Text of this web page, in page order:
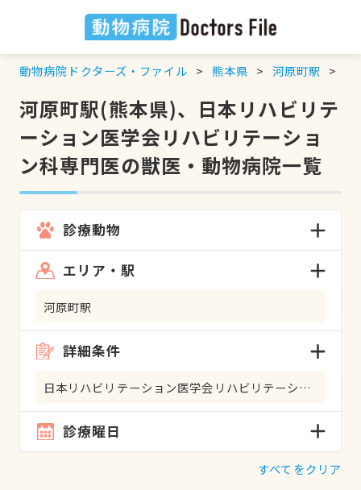
動物病院ドクターズ・ファイル 熊本県 河原町駅
河原町駅(熊本県)、日本リハビリテ
ーション医学会リハビリテーショ
ン科専門医の獣医・動物病院一覧
診療動物
エリア・駅
河原町駅
詳細条件
日本リハビリテーション医学会リハビリテーション科専門医
診療曜日
すべてをクリア